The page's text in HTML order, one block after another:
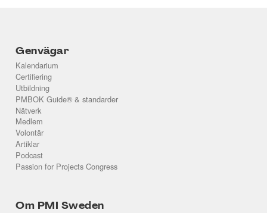
Genvägar
Kalendarium
Certifiering
Utbildning
PMBOK Guide® & standarder
Nätverk
Medlem
Volontär
Artiklar
Podcast
Passion for Projects Congress
Om PMI Sweden